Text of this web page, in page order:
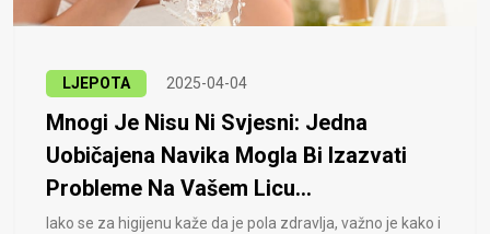
LJEPOTA 2025-04-04
Mnogi Je Nisu Ni Svjesni: Jedna
Uobičajena Navika Mogla Bi Izazvati
Probleme Na Vašem Licu...
Iako se za higijenu kaže da je pola zdravlja, važno je kako i